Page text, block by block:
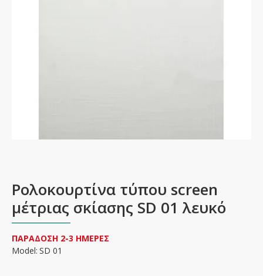
Ρολοκουρτίνα τύπου screen
μέτριας σκίασης SD 01 λευκό
ΠΑΡΑΔΟΣΗ 2-3 ΗΜΕΡΕΣ
Model: SD 01